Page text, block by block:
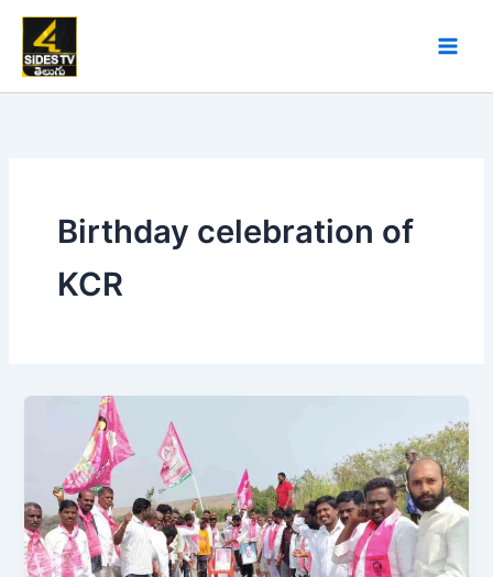
Skip
content
Birthday celebration of
KCR